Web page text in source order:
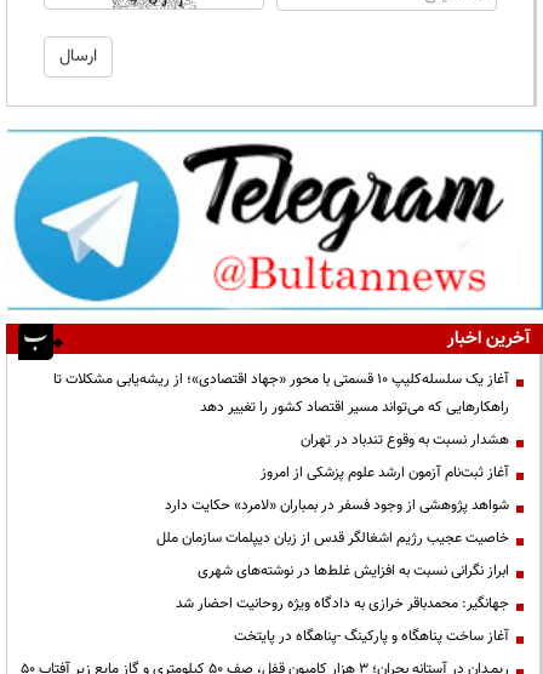
آخرین اخبار
آغاز یک سلسله‌کلیپ ۱۰ قسمتی با محور «جهاد اقتصادی»؛ از ریشه‌یابی مشکلات تا
راهکارهایی که می‌تواند مسیر اقتصاد کشور را تغییر دهد
هشدار نسبت به وقوع تندباد در تهران
آغاز ثبت‌نام آزمون ارشد علوم پزشکی از امروز
شواهد پژوهشی از وجود فسفر در بمباران «لامرد» حکایت دارد
خاصیت عجیب رژیم اشغالگر قدس از زبان دیپلمات سازمان ملل
ابراز نگرانی نسبت به افزایش غلط‌ها در نوشته‌های شهری
جهانگیر: محمدباقر خرازی به دادگاه ویژه روحانیت احضار شد
آغاز ساخت پناهگاه و پارکینگ -پناهگاه در پایتخت